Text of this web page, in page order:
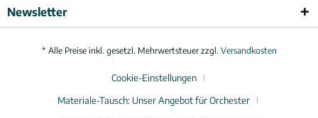
Newsletter
* Alle Preise inkl. gesetzl. Mehrwertsteuer zzgl. Versandkosten
Cookie-Einstellungen
Materiale-Tausch: Unser Angebot für Orchester